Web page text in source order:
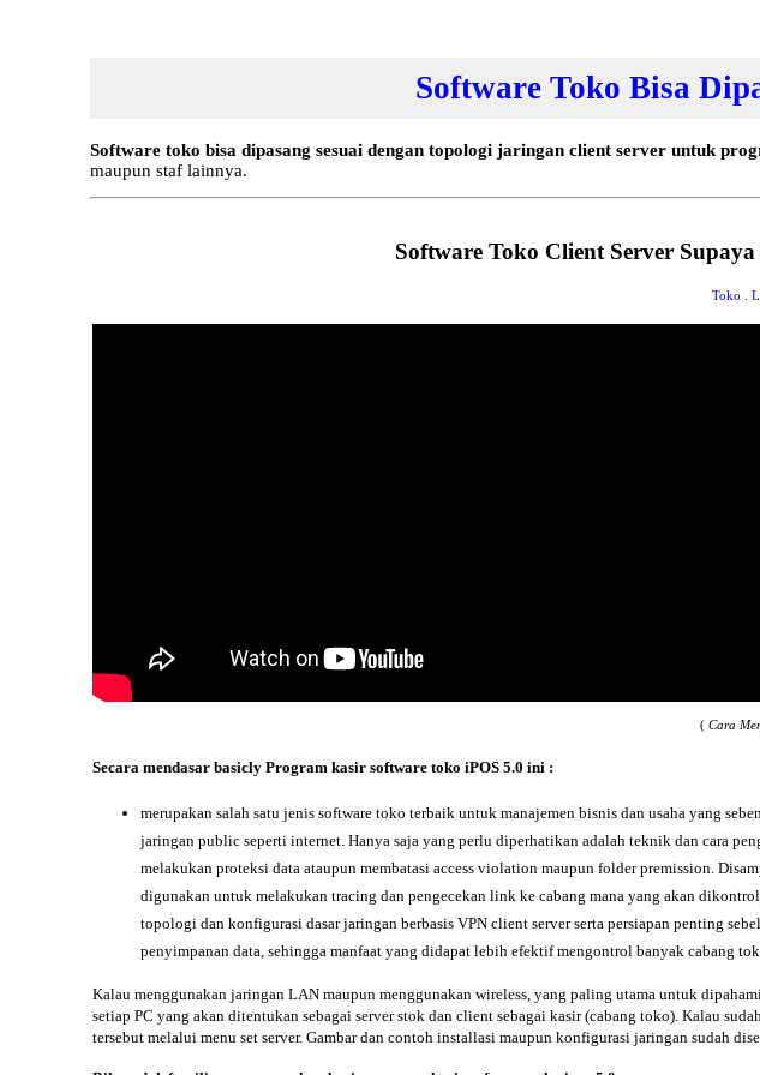
Software Toko Bisa
Software toko bisa dipasang sesuai dengan topologi jaringan client server untuk
maupun staf lainnya.
Software Toko Client Server
Toko
( Cara
Secara mendasar basicly Program kasir software toko iPOS 5.0 ini :
merupakan salah satu jenis software toko terbaik untuk manajemen bisnis dan usaha yang
jaringan public seperti internet. Hanya saja yang perlu diperhatikan adalah teknik dan cara
melakukan proteksi data ataupun membatasi access violation maupun folder premission.
digunakan untuk melakukan tracing dan pengecekan link ke cabang mana yang akan
topologi dan konfigurasi dasar jaringan berbasis VPN client server serta persiapan penting
penyimpanan data, sehingga manfaat yang didapat lebih efektif mengontrol banyak cabang
Kalau menggunakan jaringan LANmaupun menggunakan wireless, yang paling utama untuk
setiap PC yang akan ditentukan sebagai server stok dan client sebagai kasir (cabang toko). Kalau
tersebut melalui menu set server. Gambar dan contoh installasi maupun konfigurasi jaringan sudah